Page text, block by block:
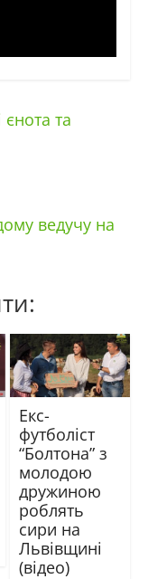
та
ведучу на
Екс-
футболіст
“Болтона” з
молодою
дружиною
роблять
сири на
Львівщині
(відео)